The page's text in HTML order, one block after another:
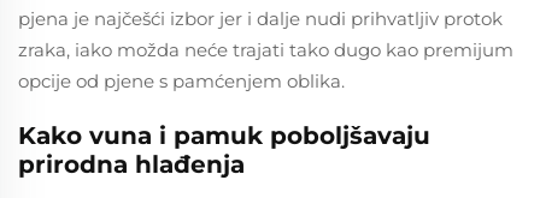
pjena je najčešći izbor jer i dalje nudi prihvatljiv protok
zraka, iako možda neće trajati tako dugo kao premijum
opcije od pjenе s pamćenjem oblika.
Kako vuna i pamuk poboljšavaju
prirodna hlađenja